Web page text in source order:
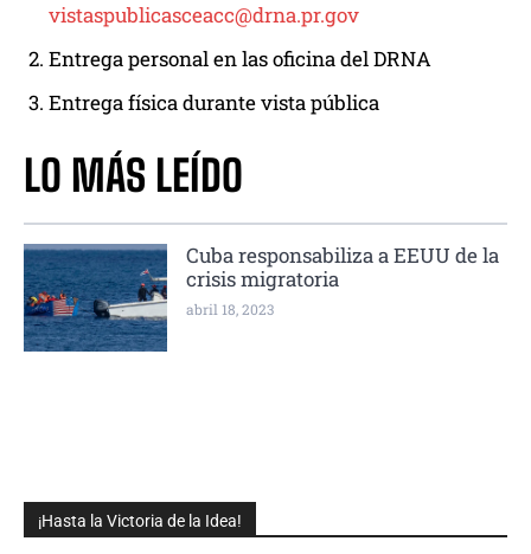
¡Hasta la Victoria de la Idea!
vistaspublicasceacc@drna.pr.gov
Entrega personal en las oficina del DRNA
Entrega física durante vista pública
LO MÁS LEÍDO
Cuba responsabiliza a EEUU de la
crisis migratoria
abril 18, 2023